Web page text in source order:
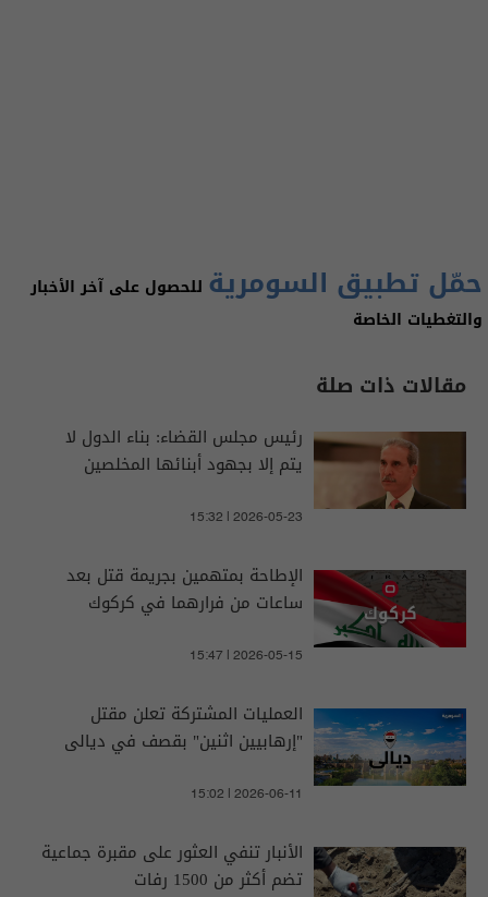
حمّل تطبيق السومرية للحصول على آخر الأخبار
والتغطيات الخاصة
مقالات ذات صلة
رئيس مجلس القضاء: بناء الدول لا
يتم إلا بجهود أبنائها المخلصين
15:32 | 2026-05-23
الإطاحة بمتهمين بجريمة قتل بعد
ساعات من فرارهما في كركوك
15:47 | 2026-05-15
العمليات المشتركة تعلن مقتل
"إرهابيين اثنين" بقصف في ديالى
15:02 | 2026-06-11
الأنبار تنفي العثور على مقبرة جماعية
تضم أكثر من 1500 رفات